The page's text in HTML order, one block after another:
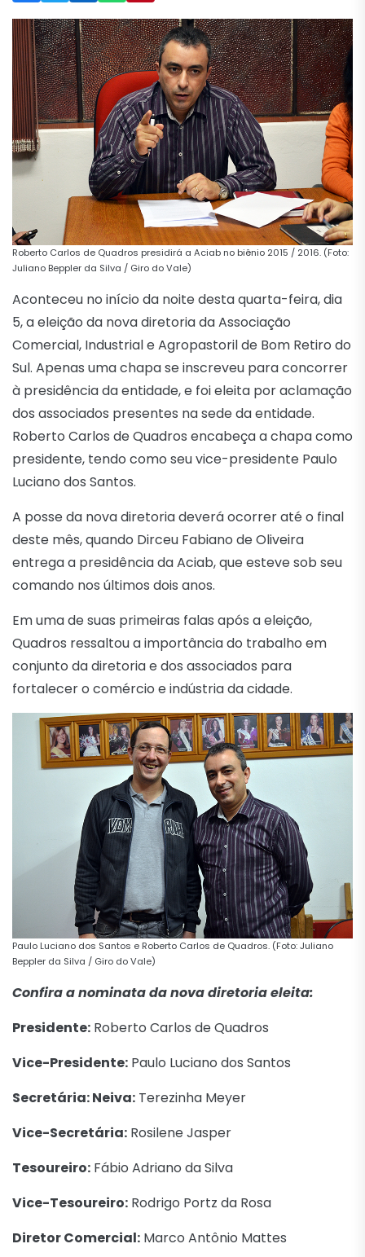
Roberto Carlos de Quadros presidirá a Aciab no biênio 2015 / 2016. (Foto:
Juliano Beppler da Silva / Giro do Vale)
Aconteceu no início da noite desta quarta-feira, dia
5, a eleição da nova diretoria da Associação
Comercial, Industrial e Agropastoril de Bom Retiro do
Sul. Apenas uma chapa se inscreveu para concorrer
à presidência da entidade, e foi eleita por aclamação
dos associados presentes na sede da entidade.
Roberto Carlos de Quadros encabeça a chapa como
presidente, tendo como seu vice-presidente Paulo
Luciano dos Santos.
A posse da nova diretoria deverá ocorrer até o final
deste mês, quando Dirceu Fabiano de Oliveira
entrega a presidência da Aciab, que esteve sob seu
comando nos últimos dois anos.
Em uma de suas primeiras falas após a eleição,
Quadros ressaltou a importância do trabalho em
conjunto da diretoria e dos associados para
fortalecer o comércio e indústria da cidade.
Paulo Luciano dos Santos e Roberto Carlos de Quadros. (Foto: Juliano
Beppler da Silva / Giro do Vale)
Confira a nominata da nova diretoria eleita:
Presidente: Roberto Carlos de Quadros
Vice-Presidente: Paulo Luciano dos Santos
Secretária: Neiva: Terezinha Meyer
Vice-Secretária: Rosilene Jasper
Tesoureiro: Fábio Adriano da Silva
Vice-Tesoureiro: Rodrigo Portz da Rosa
Diretor Comercial: Marco Antônio Mattes